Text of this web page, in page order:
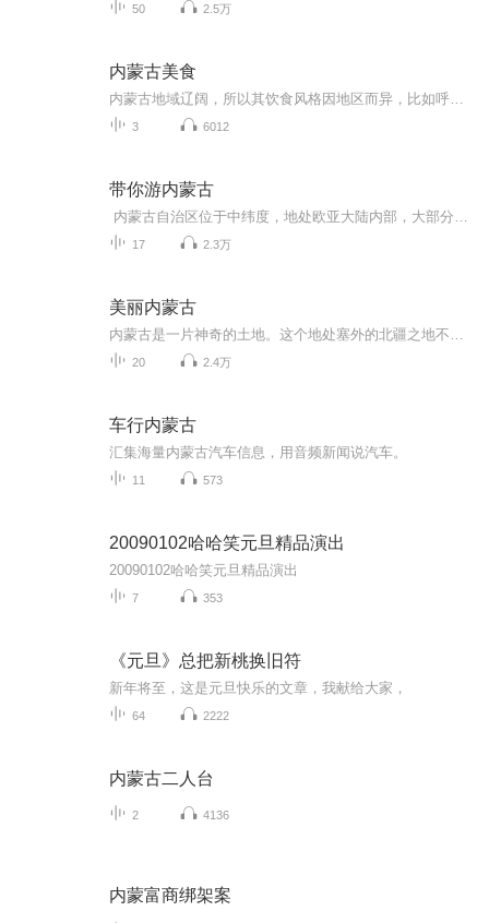
50 2.5万
内蒙古美食
3 6012
带你游内蒙古
17 2.3万
美丽内蒙古
20 2.4万
车行内蒙古
汇集海量内蒙古汽车信息，用音频新闻说汽车。
11 573
20090102哈哈笑元旦精品演出
20090102哈哈笑元旦精品演出
7 353
《元旦》总把新桃换旧符
新年将至，这是元旦快乐的文章，我献给大家，
64 2222
内蒙古二人台
2 4136
内蒙富商绑架案